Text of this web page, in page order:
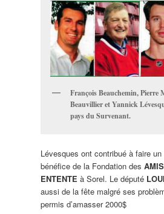
François Beauchemin, Pierre
Beauvillier et Yannick
pays du Survenant.
Lévesques ont contribué à faire
bénéfice de la Fondation des
ENTENTE à Sorel. Le député
aussi de la fête malgré ses
permis d’amasser 2000$